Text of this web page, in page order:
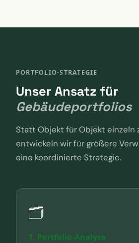
PORTFOLIO-STRATEGIE
Unser Ansatz für
Gebäudeportfolios
Statt Objekt für Objekt einzeln
entwickeln wir für größere
eine koordinierte Strategie.
🗂️
1. Portfolio-Analyse